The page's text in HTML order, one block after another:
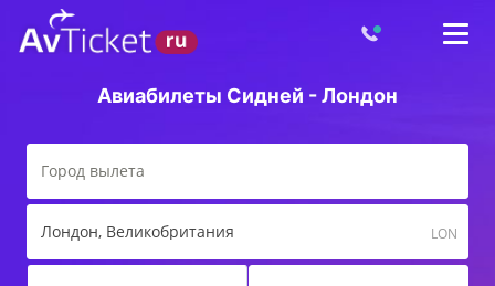
Авиабилеты Сидней - Лондон
Лондон, Великобритания LON